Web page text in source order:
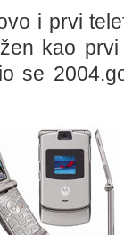
i prvi
kao
se